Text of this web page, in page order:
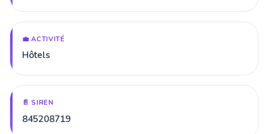
💼 ACTIVITÉ
Hôtels
📄 SIREN
845208719